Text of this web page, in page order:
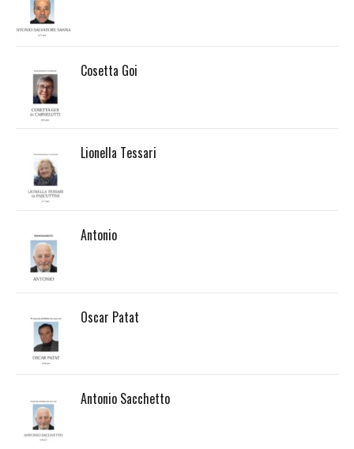
Cosetta Goi
Lionella Tessari
Antonio
Oscar Patat
Antonio Sacchetto